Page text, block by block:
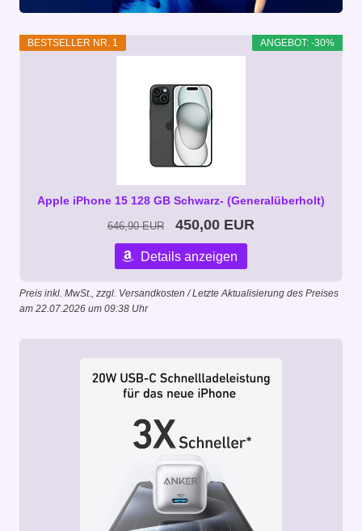
ANGEBOT: -30%
BESTSELLER NR. 1
Apple iPhone 15 128 GB Schwarz- (Generalüberholt)
646,90 EUR 450,00 EUR
Details anzeigen
Preis inkl. MwSt., zzgl. Versandkosten / Letzte Aktualisierung des Preises
am 22.07.2026 um 09:38 Uhr